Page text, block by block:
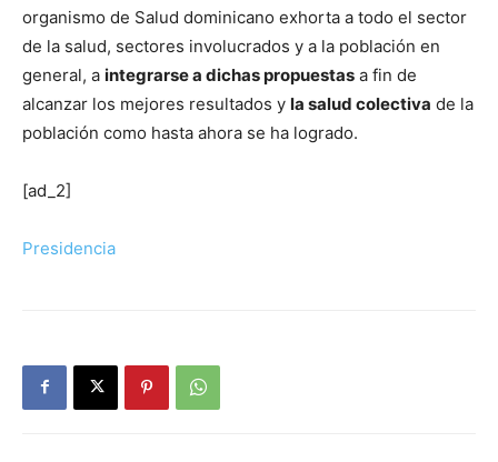
organismo de Salud dominicano exhorta a todo el sector
de la salud, sectores involucrados y a la población en
general, a integrarse a dichas propuestas a fin de
alcanzar los mejores resultados y la salud colectiva de la
población como hasta ahora se ha logrado.
[ad_2]
Presidencia